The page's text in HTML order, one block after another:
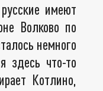
имеют
Волково по
немного
здесь что-то
Котлино,